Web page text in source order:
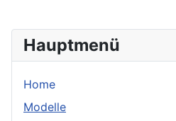
Hauptmenü
Home
Modelle